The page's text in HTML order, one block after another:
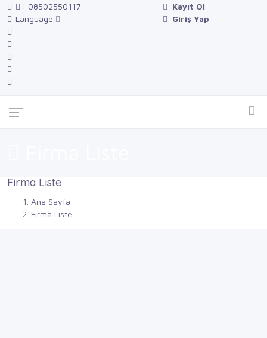
: 08502550117
Language
Kayıt Ol
Giriş Yap
Firma Liste
Ana Sayfa
Firma Liste